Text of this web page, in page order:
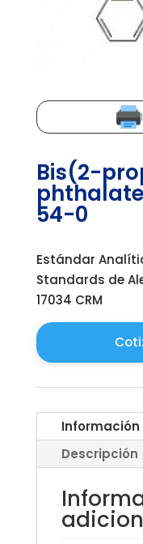
Bis(2-
phthalate
54-0
Estándar
Standards de
17034 CRM
Descripción